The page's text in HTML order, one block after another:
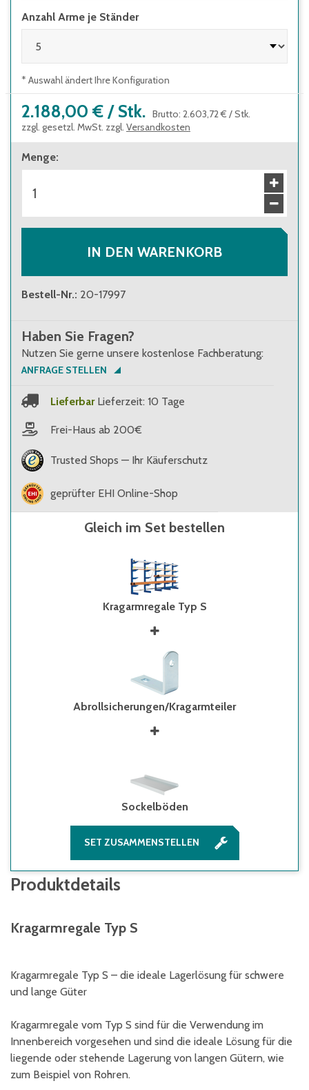
Anzahl Arme je Ständer
* Auswahl ändert Ihre Konfiguration
2.188,00 € / Stk. Brutto: 2.603,72 € /Stk.
zzgl. gesetzl. MwSt. zzgl. Versandkosten
Menge:
IN DEN WARENKORB
Bestell-Nr.: 20-17997
Haben Sie Fragen?
Nutzen Sie gerne unsere kostenlose Fachberatung:
ANFRAGE STELLEN
Lieferbar Lieferzeit: 10 Tage
Frei-Haus ab 200€
Trusted Shops — Ihr Käuferschutz
geprüfter EHI Online-Shop
Gleich im Set bestellen
Kragarmregale Typ S
Abrollsicherungen/Kragarmteiler
Sockelböden
SET ZUSAMMENSTELLEN
Produktdetails
Kragarmregale Typ S
Kragarmregale Typ S – die ideale Lagerlösung für schwere
und lange Güter
Kragarmregale vom Typ S sind für die Verwendung im
Innenbereich vorgesehen und sind die ideale Lösung für die
liegende oder stehende Lagerung von langen Gütern, wie
zum Beispiel von Rohren.